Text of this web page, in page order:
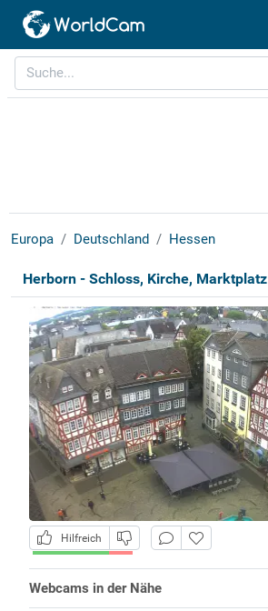
Europa Deutschland Hessen
Herborn - Schloss, Kirche, Marktplatz
Hilfreich
Webcams in der Nähe